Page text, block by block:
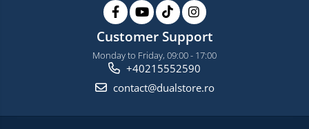
Customer Support
Monday to Friday, 09:00 - 17:00
+40215552590
contact@dualstore.ro